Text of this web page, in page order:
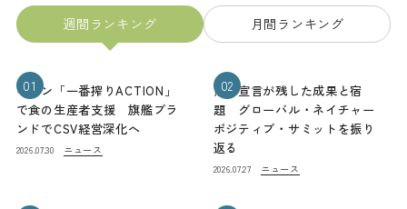
週間ランキング 月間ランキング
01
キリン「一番搾りACTION」
で食の生産者支援 旗艦ブラ
ンドでCSV経営深化へ
2026.07.30 ニュース
02
熊本宣言が残した成果と宿
題 グローバル・ネイチャー
ポジティブ・サミットを振り
返る
2026.07.27 ニュース